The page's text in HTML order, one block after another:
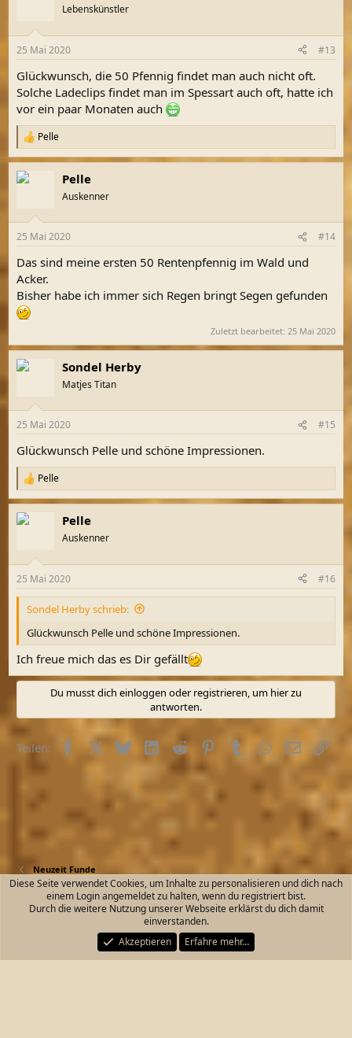
Lebenskünstler
25 Mai 2020 #13
Glückwunsch, die 50 Pfennig findet man auch nicht oft.
Solche Ladeclips findet man im Spessart auch oft, hatte ich
vor ein paar Monaten auch
R
e
a
k
e
:
Pelle
Pelle
Auskenner
25 Mai 2020 #14
Das sind meine ersten 50 Rentenpfennig im Wald und
Acker.
Bisher habe ich immer sich Regen bringt Segen gefunden
Zuletzt bearbeitet: 25 Mai 2020
Sondel Herby
Matjes Titan
25 Mai 2020 #15
Glückwunsch Pelle und schöne Impressionen.
R
e
a
k
e
n
Pelle
Pelle
Auskenner
25 Mai 2020 #16
Sondel Herby schrieb:
Glückwunsch Pelle und schöne Impressionen.
Ich freue mich das es Dir gefällt
Du musst dich einloggen oder registrieren, um hier zu
antworten.
Teilen: FacebookX (Twitter)
BlueskyLinkedIn
Reddit PinterestTumblrWhatsApp
E-MailLink
Neuzeit Funde
Kontakt Nutzungsbedingungen
Datenschutz
Start
R
S
Community platform by XenForo® © 2010-2026 XenForo Ltd.
Diese Seite verwendet Cookies, um Inhalte zu personalisieren und dich nach
einem Login angemeldet zu halten, wenn du registriert bist.
Durch die weitere Nutzung unserer Webseite erklärst du dich damit
einverstanden.
Akzeptieren
Erfahre mehr…